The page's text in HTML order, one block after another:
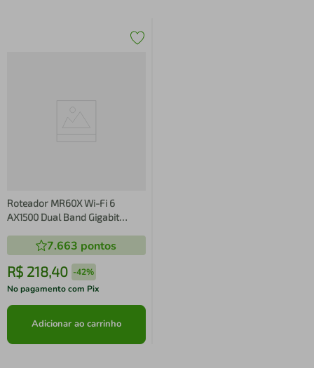
Roteador MR60X Wi-Fi 6
AX1500 Dual Band Gigabit
7.663 pontos
R$ 218,40 -42%
No pagamento com Pix
Adicionar ao carrinho